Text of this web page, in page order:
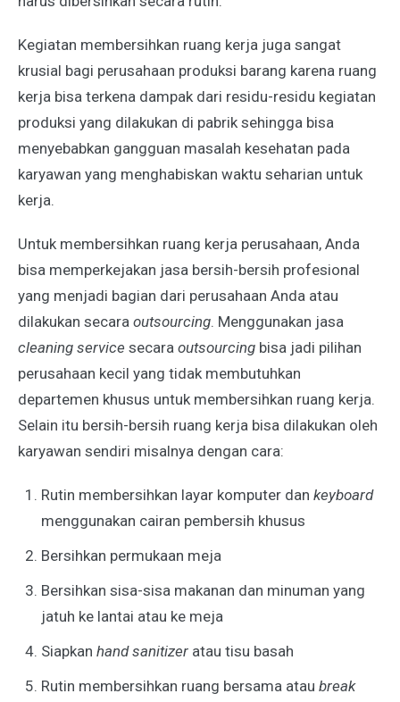
Kegiatan membersihkan ruang kerja juga sangat
krusial bagi perusahaan produksi barang karena ruang
kerja bisa terkena dampak dari residu-residu kegiatan
produksi yang dilakukan di pabrik sehingga bisa
menyebabkan gangguan masalah kesehatan pada
karyawan yang menghabiskan waktu seharian untuk
kerja.
Untuk membersihkan ruang kerja perusahaan, Anda
bisa memperkejakan jasa bersih-bersih profesional
yang menjadi bagian dari perusahaan Anda atau
dilakukan secara outsourcing. Menggunakan jasa
cleaning service secara outsourcing bisa jadi pilihan
perusahaan kecil yang tidak membutuhkan
departemen khusus untuk membersihkan ruang kerja.
Selain itu bersih-bersih ruang kerja bisa dilakukan oleh
karyawan sendiri misalnya dengan cara:
Rutin membersihkan layar komputer dan keyboard
menggunakan cairan pembersih khusus
Bersihkan permukaan meja
Bersihkan sisa-sisa makanan dan minuman yang
jatuh ke lantai atau ke meja
Siapkan hand sanitizer atau tisu basah
Rutin membersihkan ruang bersama atau break